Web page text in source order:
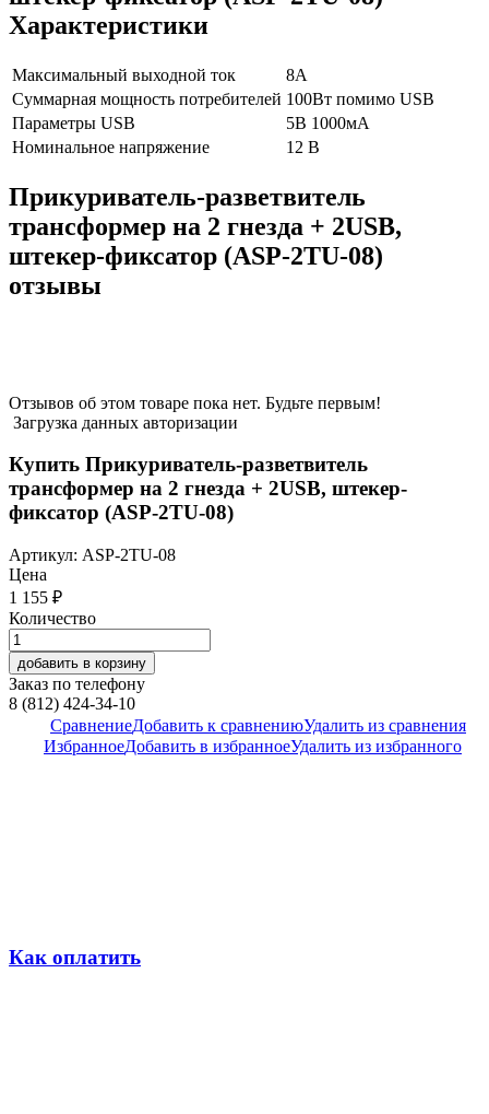
Характеристики
Максимальный выходной ток
8А
Суммарная мощность потребителей 100Вт помимо USB
Параметры USB
5В 1000мА
Номинальное напряжение
12 В
Прикуриватель-разветвитель
трансформер на 2 гнезда + 2USB,
штекер-фиксатор (ASP-2TU-08)
отзывы
Отзывов об этом товаре пока нет. Будьте первым!
Загрузка данных авторизации
Купить Прикуриватель-разветвитель
трансформер на 2 гнезда + 2USB, штекер-
фиксатор (ASP-2TU-08)
Артикул: ASP-2TU-08
Цена
1 155 ₽
Количество
добавить в корзину
Заказ по телефону
8 (812) 424-34-10
СравнениеДобавить к сравнениюУдалить из сравнения
ИзбранноеДобавить в избранноеУдалить из избранного
Как оплатить